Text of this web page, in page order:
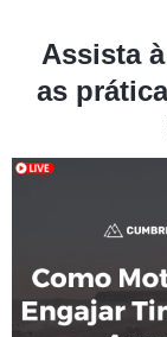
Assista
as